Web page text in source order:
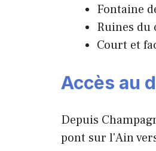
Fontaine
Ruines du
Court et
Accès au
Depuis
pont sur l'Ain